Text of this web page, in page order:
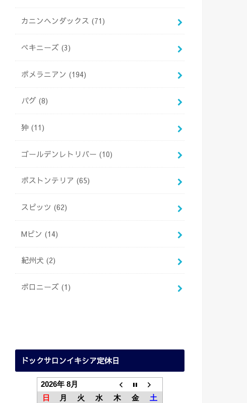
カニンヘンダックス (71)
ペキニーズ (3)
ポメラニアン (194)
パグ (8)
狆 (11)
ゴールデンレトリバー (10)
ボストンテリア (65)
スピッツ (62)
Mピン (14)
紀州犬 (2)
ボロニーズ (1)
ドックサロンイキシア定休日
2026年 8月
日
月 火 水 木 金
土